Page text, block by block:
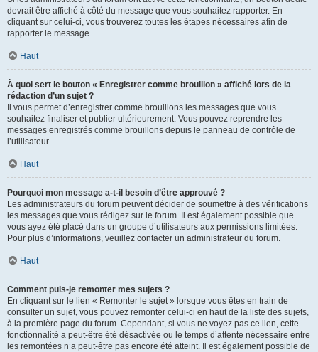
devrait être affiché à côté du message que vous souhaitez rapporter. En
cliquant sur celui-ci, vous trouverez toutes les étapes nécessaires afin de
rapporter le message.
Haut
À quoi sert le bouton « Enregistrer comme brouillon » affiché lors de la
rédaction d’un sujet ?
Il vous permet d’enregistrer comme brouillons les messages que vous
souhaitez finaliser et publier ultérieurement. Vous pouvez reprendre les
messages enregistrés comme brouillons depuis le panneau de contrôle de
l’utilisateur.
Haut
Pourquoi mon message a-t-il besoin d’être approuvé ?
Les administrateurs du forum peuvent décider de soumettre à des vérifications
les messages que vous rédigez sur le forum. Il est également possible que
vous ayez été placé dans un groupe d’utilisateurs aux permissions limitées.
Pour plus d’informations, veuillez contacter un administrateur du forum.
Haut
Comment puis-je remonter mes sujets ?
En cliquant sur le lien « Remonter le sujet » lorsque vous êtes en train de
consulter un sujet, vous pouvez remonter celui-ci en haut de la liste des sujets,
à la première page du forum. Cependant, si vous ne voyez pas ce lien, cette
fonctionnalité a peut-être été désactivée ou le temps d’attente nécessaire entre
les remontées n’a peut-être pas encore été atteint. Il est également possible de